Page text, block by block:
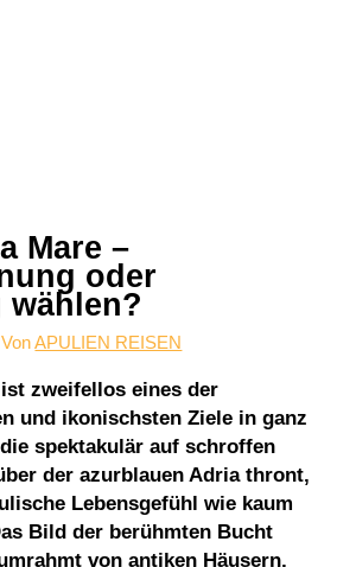
Mare –
oder
wählen?
APULIEN REISEN
zweifellos eines der
und ikonischsten Ziele in ganz
spektakulär auf schroffen
der azurblauen Adria thront,
Lebensgefühl wie kaum
Bild der berühmten Bucht
von antiken Häusern,